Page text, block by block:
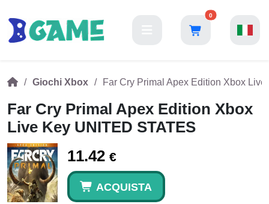
0
Giochi Xbox Far Cry Primal Apex Edition Xbox
Far Cry Primal Apex Edition Xbox
Live Key UNITED STATES
11.42 €
ACQUISTA